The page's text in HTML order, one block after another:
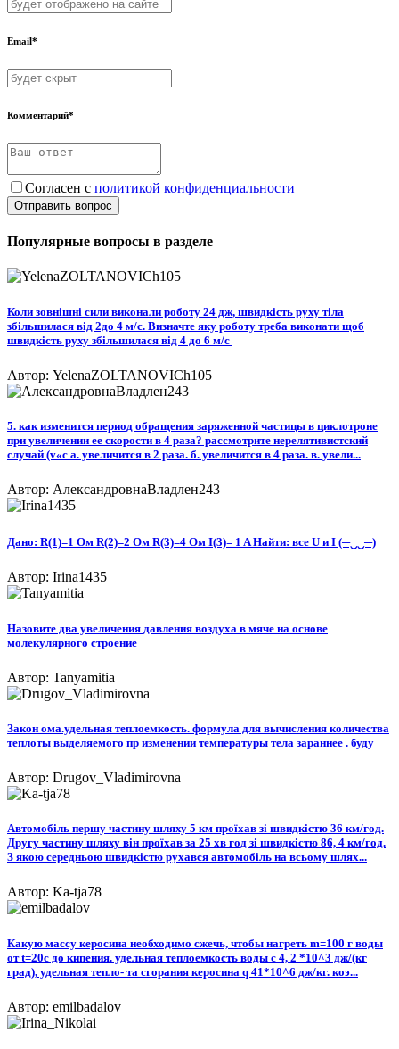
Email*
Комментарий*
Согласен с политикой конфиденциальности
Отправить вопрос
Популярные вопросы в разделе
Коли зовнішні сили виконали роботу 24 дж, швидкість руху тіла
збільшилася від 2до 4 м/с. Визначте яку роботу треба виконати щоб
швидкість руху збільшилася від 4 до 6 м/с ​
Автор: YelenaZOLTANOVICh105
5. как изменится период обращения заряженной частицы в циклотроне
при увеличении ее скорости в 4 раза? рассмотрите нерелятивистский
случай (v«с а. увеличится в 2 раза. б. увеличится в 4 раза. в. увели...
Автор: АлександровнаВладлен243
Дано: R(1)=1 Ом R(2)=2 Ом R(3)=4 Ом I(3)= 1 A Найти: все U и I (─‿‿─)
Автор: Irina1435
Назовите два увеличения давления воздуха в мяче на основе
молекулярного строение ​
Автор: Tanyamitia
Закон ома.удельная теплоемкость. формула для вычисления количества
теплоты выделяемого пр изменении температуры тела зараннее . буду
Автор: Drugov_Vladimirovna
Автомобіль першу частину шляху 5 км проїхав зі швидкістю 36 км/год.
Другу частину шляху він проїхав за 25 хв год зі швидкістю 86, 4 км/год.
З якою середньою швидкістю рухався автомобіль на всьому шлях...
Автор: Ka-tja78
Какую массу керосина необходимо сжечь, чтобы нагреть m=100 г воды
от t=20с до кипения. удельная теплоемкость воды c 4, 2 *10^3 дж/(кг
град), удельная тепло- та сгорания керосина q 41*10^6 дж/кг. коэ...
Автор: emilbadalov